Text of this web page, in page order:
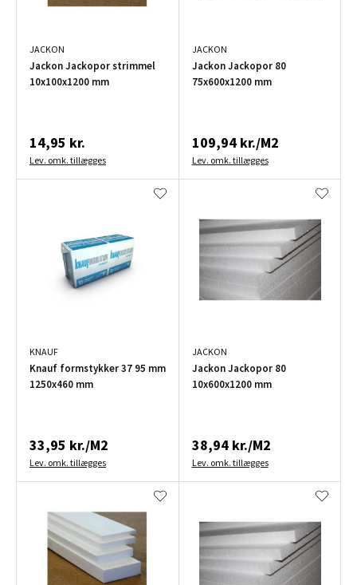
JACKON
Jackon Jackopor strimmel
10x100x1200 mm
14,95 kr.
Lev. omk. tillægges
JACKON
Jackon Jackopor 80
75x600x1200 mm
109,94 kr./M2
Lev. omk. tillægges
KNAUF
Knauf formstykker 37 95 mm
1250x460 mm
33,95 kr./M2
Lev. omk. tillægges
JACKON
Jackon Jackopor 80
10x600x1200 mm
38,94 kr./M2
Lev. omk. tillægges